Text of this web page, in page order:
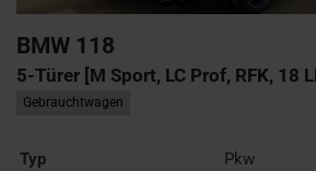
BMW 118
5-Türer [M Sport, LC Prof, RFK, 18
Gebrauchtwagen
Typ
Pkw